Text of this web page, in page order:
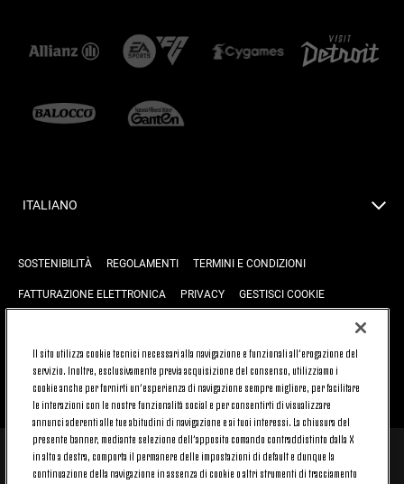
ITALIANO
SOSTENIBILITÀ REGOLAMENTI TERMINI E CONDIZIONI
FATTURAZIONE ELETTRONICA PRIVACY GESTISCI COOKIE
TORNA SU
© 2026 Juventus Football Club S.p.A.
Il sito utilizza cookie tecnici necessari alla navigazione e funzionali all’erogazione del
servizio. Inoltre, esclusivamente previa acquisizione del consenso, utilizziamo i
cookie anche per fornirti un’esperienza di navigazione sempre migliore, per facilitare
le interazioni con le nostre funzionalità social e per consentirti di visualizzare
annunci aderenti alle tue abitudini di navigazione e ai tuoi interessi. La chiusura del
presente banner, mediante selezione dell’apposito comando contraddistinto dalla X
in alto a destra, comporta il permanere delle impostazioni di default e dunque la
continuazione della navigazione in assenza di cookie o altri strumenti di tracciamento